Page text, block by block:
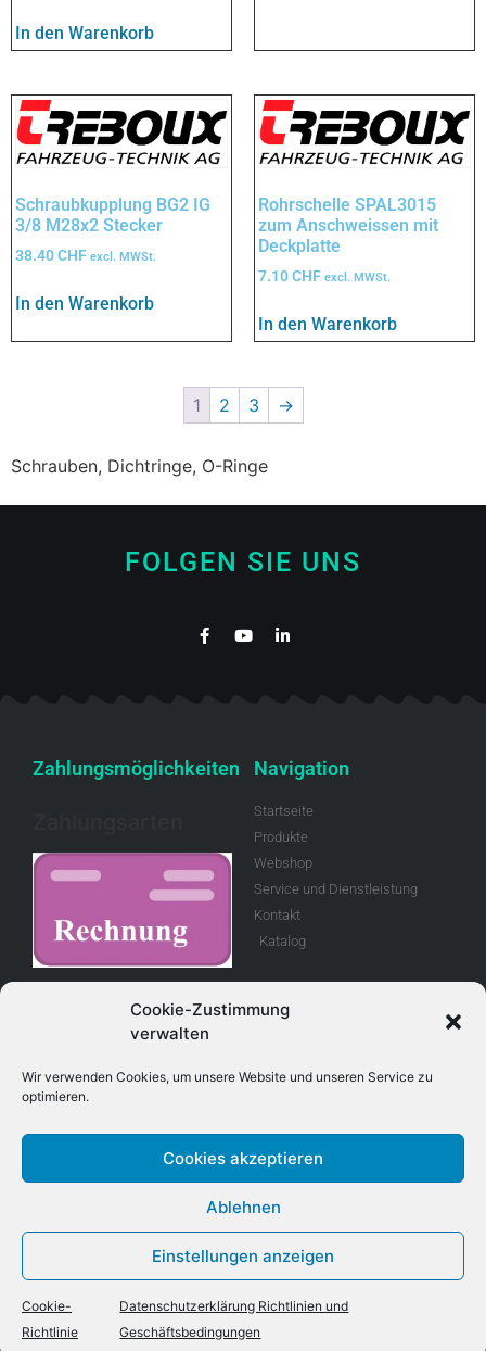
Cookie-Zustimmung
verwalten
Wir verwenden Cookies, um unsere Website und unseren Service zu
optimieren.
Cookies akzeptieren
Ablehnen
Einstellungen anzeigen
Cookie-
Richtlinie
Datenschutzerklärung Richtlinien und
Geschäftsbedingungen
In den Warenkorb
Schraubkupplung BG2 IG
3/8 M28x2 Stecker
38.40CHF excl. MWSt.
In den Warenkorb
Rohrschelle SPAL3015
zum Anschweissen mit
Deckplatte
7.10CHF excl. MWSt.
In den Warenkorb
1 2 3 →
Schrauben, Dichtringe, O-Ringe
FOLGEN SIE UNS
Zahlungsmöglichkeiten
Geschäftsbedingungen
Retouren
Navigation
Startseite
Produkte
Webshop
Service und Dienstleistung
Kontakt
Katalog
Adresse
Treboux Fahrzeug - Technik AG
3076 Worb
Kontakt
Telefon: +41 (0)33 221 98 44
Mobile +41 (0)79 403 8 403